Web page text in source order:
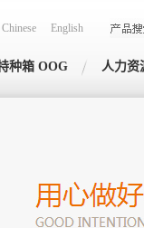
Chinese English
种箱 OOG 人力资